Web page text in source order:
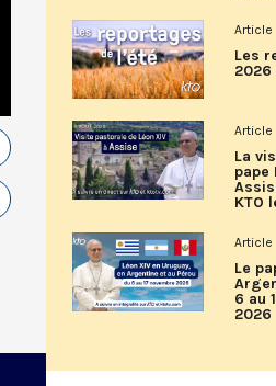
Article
Les
2026
Article
La
pape
KTO
Article
Le
6 au
2026